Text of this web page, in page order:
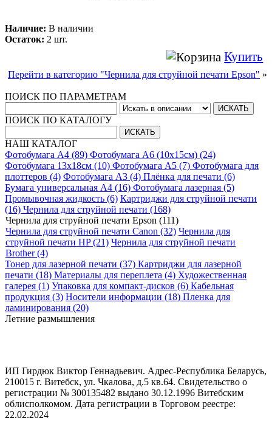
Наличие: В наличии
Остаток: 2 шт.
Купить
Перейти в категорию "Чернила для струйной печати Epson" »
ПОИСК ПО ПАРАМЕТРАМ
ПОИСК ПО КАТАЛОГУ
НАШ КАТАЛОГ
Фотобумага A4 (89) Фотобумага A6 (10х15см) (24)
Фотобумага 13х18см (10) Фотобумага A5 (7) Фотобумага для
плоттеров (4) Фотобумага A3 (4) Плёнка для печати (6)
Бумага универсальная A4 (16) Фотобумага лазерная (5)
Промывочная жидкость (6) Картриджи для струйной печати
(16) Чернила для струйной печати (168)
Чернила для струйной печати Epson (111)
Чернила для струйной печати Canon (32) Чернила для
струйной печати HP (21) Чернила для струйной печати
Brother (4)
Тонер для лазерной печати (37) Картриджи для лазерной
печати (18) Материалы для переплета (4) Художественная
галерея (1) Упаковка для компакт-дисков (6) Кабельная
продукция (3) Носители информации (18) Пленка для
ламинирования (20)
Летние размышления
ИП Гирдюк Виктор Геннадьевич. Адрес-Республика Беларусь,
210015 г. Витебск, ул. Чкалова, д.5 кв.64. Свидетельство о
регистрации № 300135482 выдано 30.12.1996 Витебским
облисполкомом. Дата регистрации в Торговом реестре:
22.02.2024